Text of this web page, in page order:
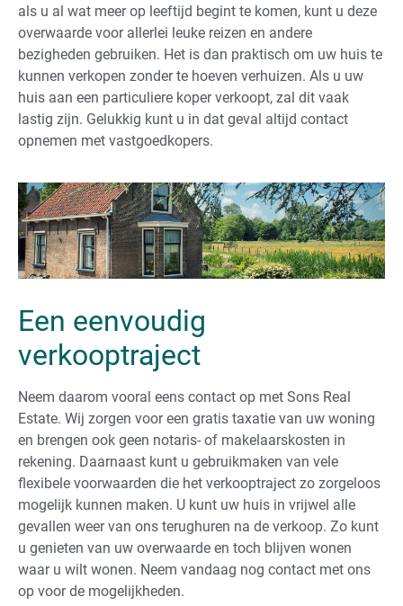
als u al wat meer op leeftijd begint te komen, kunt u deze
overwaarde voor allerlei leuke reizen en andere
bezigheden gebruiken. Het is dan praktisch om uw huis te
kunnen verkopen zonder te hoeven verhuizen. Als u uw
huis aan een particuliere koper verkoopt, zal dit vaak
lastig zijn. Gelukkig kunt u in dat geval altijd contact
opnemen met vastgoedkopers.
Een eenvoudig
verkooptraject
Neem daarom vooral eens contact op met Sons Real
Estate. Wij zorgen voor een gratis taxatie van uw woning
en brengen ook geen notaris- of makelaarskosten in
rekening. Daarnaast kunt u gebruikmaken van vele
flexibele voorwaarden die het verkooptraject zo zorgeloos
mogelijk kunnen maken. U kunt uw huis in vrijwel alle
gevallen weer van ons terughuren na de verkoop. Zo kunt
u genieten van uw overwaarde en toch blijven wonen
waar u wilt wonen. Neem vandaag nog contact met ons
op voor de mogelijkheden.